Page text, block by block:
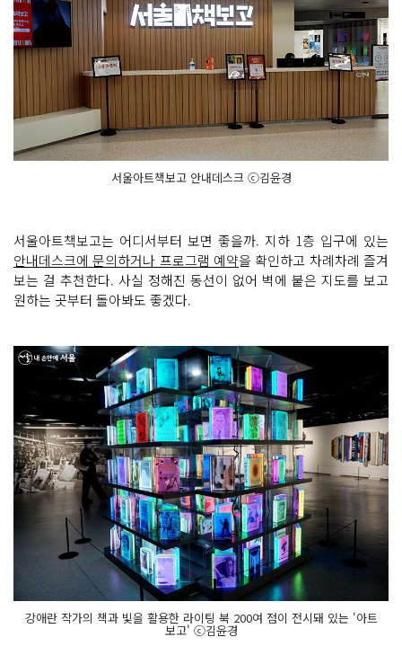
서울아트책보고 안내데스크 ⓒ김윤경
서울아트책보고는 어디서부터 보면 좋을까. 지하 1층 입구에 있는
안내데스크에 문의하거나 프로그램 예약을 확인하고 차례차례 즐겨
보는 걸 추천한다. 사실 정해진 동선이 없어 벽에 붙은 지도를 보고
원하는 곳부터 돌아봐도 좋겠다.
강애란 작가의 책과 빛을 활용한 라이팅 북 200여 점이 전시돼 있는 '아트
보고' ⓒ김윤경